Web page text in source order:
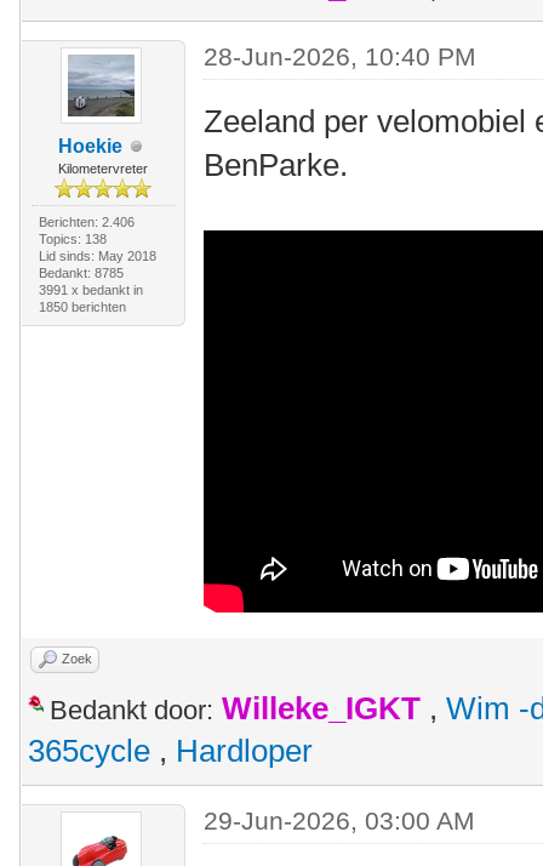
Hoekie
Kilometervreter
Berichten: 2.406
Topics: 138
Lid sinds: May 2018
Bedankt: 8785
3991 x bedankt in
1850 berichten
28-Jun-2026, 10:40 PM
Zeeland per velomobiel
BenParke.
Zoek
Bedankt door: Willeke_IGKT , Wim -
365cycle , Hardloper
29-Jun-2026, 03:00 AM